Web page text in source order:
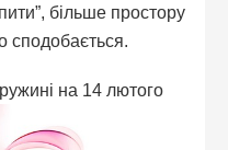
більше простору
сподобається.
на 14 лютого